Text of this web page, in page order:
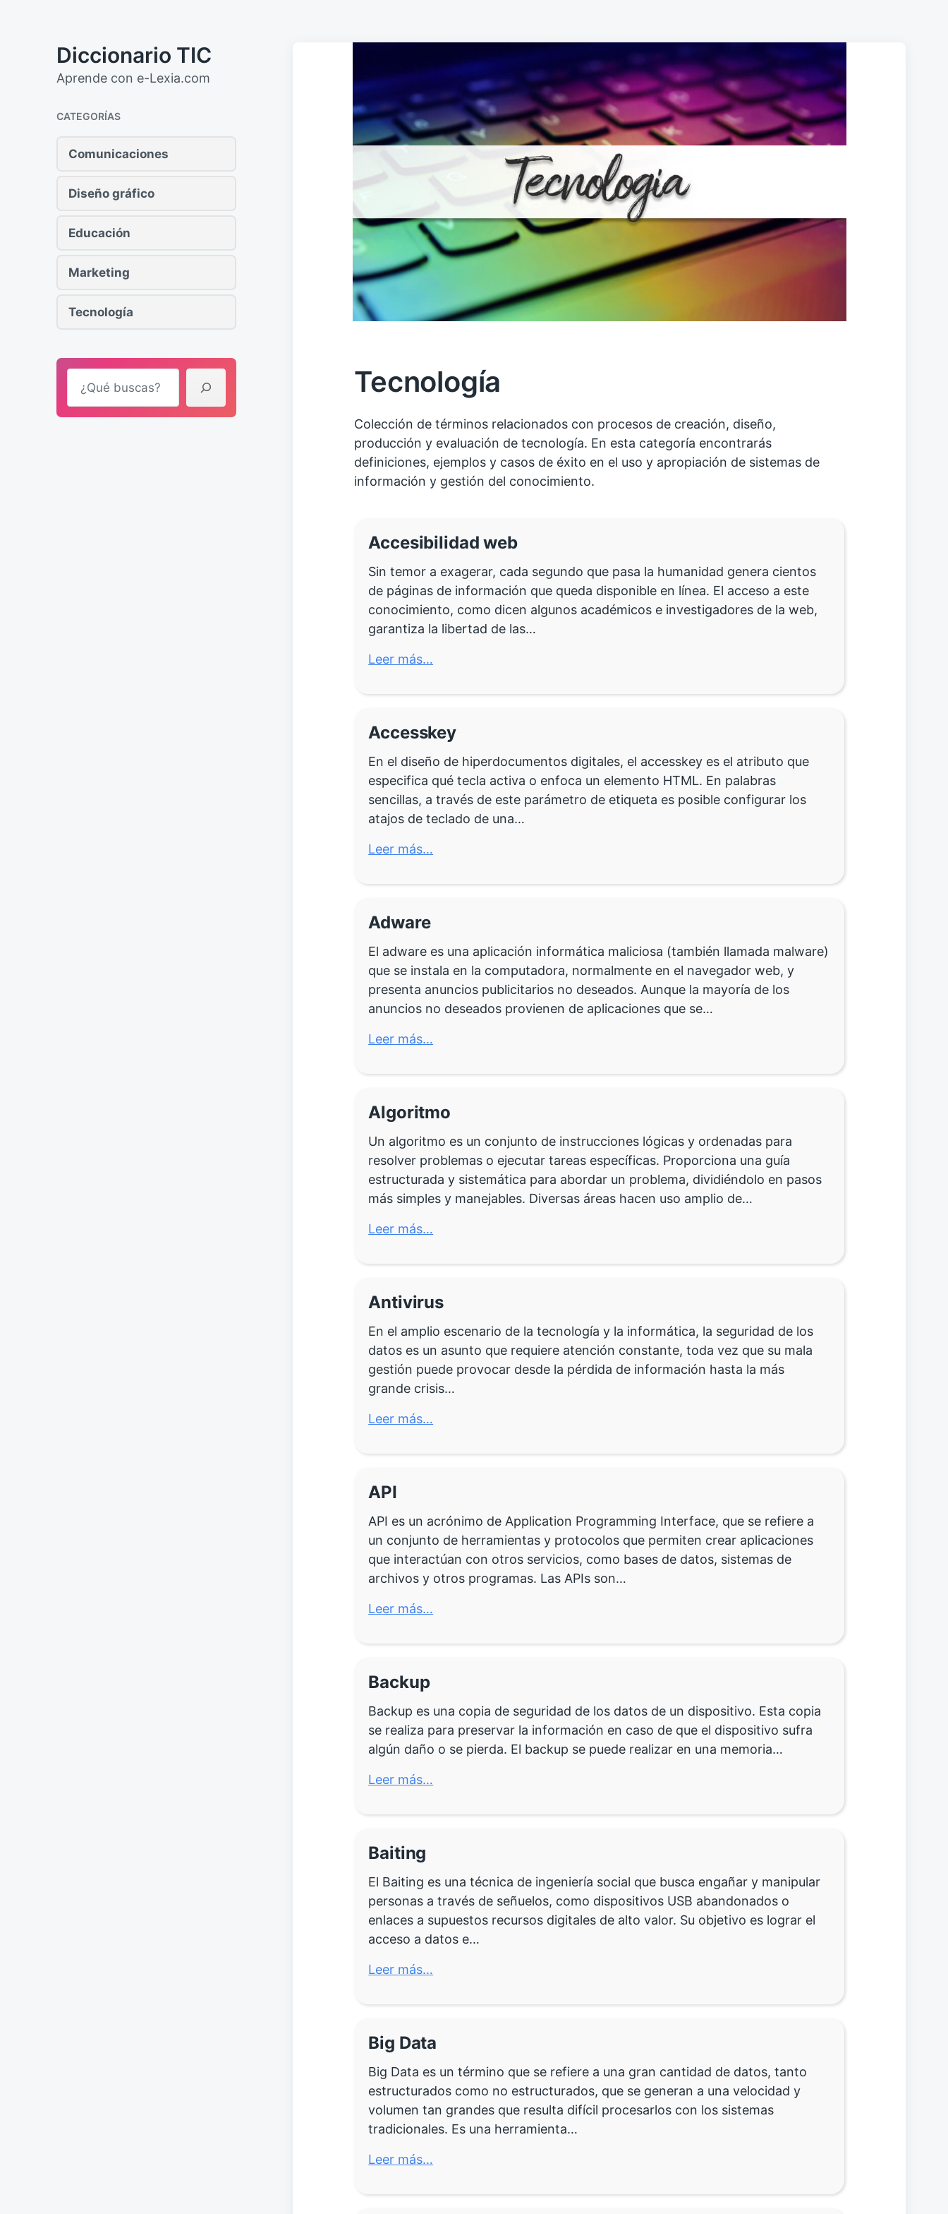
Diccionario TIC
Aprende con e-Lexia.com
CATEGORÍAS
Comunicaciones
Diseño gráfico
Educación
Marketing
Tecnología
Tecnología
Colección de términos relacionados con procesos de creación, diseño,
producción y evaluación de tecnología. En esta categoría encontrarás
definiciones, ejemplos y casos de éxito en el uso y apropiación de sistemas de
información y gestión del conocimiento.
Accesibilidad web
Sin temor a exagerar, cada segundo que pasa la humanidad genera cientos
de páginas de información que queda disponible en línea. El acceso a este
conocimiento, como dicen algunos académicos e investigadores de la web,
garantiza la libertad de las…
Leer más…
Accesskey
En el diseño de hiperdocumentos digitales, el accesskey es el atributo que
especifica qué tecla activa o enfoca un elemento HTML. En palabras
sencillas, a través de este parámetro de etiqueta es posible configurar los
atajos de teclado de una…
Leer más…
Adware
El adware es una aplicación informática maliciosa (también llamada malware)
que se instala en la computadora, normalmente en el navegador web, y
presenta anuncios publicitarios no deseados. Aunque la mayoría de los
anuncios no deseados provienen de aplicaciones que se…
Leer más…
Algoritmo
Un algoritmo es un conjunto de instrucciones lógicas y ordenadas para
resolver problemas o ejecutar tareas específicas. Proporciona una guía
estructurada y sistemática para abordar un problema, dividiéndolo en pasos
más simples y manejables. Diversas áreas hacen uso amplio de…
Leer más…
Antivirus
En el amplio escenario de la tecnología y la informática, la seguridad de los
datos es un asunto que requiere atención constante, toda vez que su mala
gestión puede provocar desde la pérdida de información hasta la más
grande crisis…
Leer más…
API
API es un acrónimo de Application Programming Interface, que se refiere a
un conjunto de herramientas y protocolos que permiten crear aplicaciones
que interactúan con otros servicios, como bases de datos, sistemas de
archivos y otros programas. Las APIs son…
Leer más…
Backup
Backup es una copia de seguridad de los datos de un dispositivo. Esta copia
se realiza para preservar la información en caso de que el dispositivo sufra
algún daño o se pierda. El backup se puede realizar en una memoria…
Leer más…
Baiting
El Baiting es una técnica de ingeniería social que busca engañar y manipular
personas a través de señuelos, como dispositivos USB abandonados o
enlaces a supuestos recursos digitales de alto valor. Su objetivo es lograr el
acceso a datos e…
Leer más…
Big Data
Big Data es un término que se refiere a una gran cantidad de datos, tanto
estructurados como no estructurados, que se generan a una velocidad y
volumen tan grandes que resulta difícil procesarlos con los sistemas
tradicionales. Es una herramienta…
Leer más…